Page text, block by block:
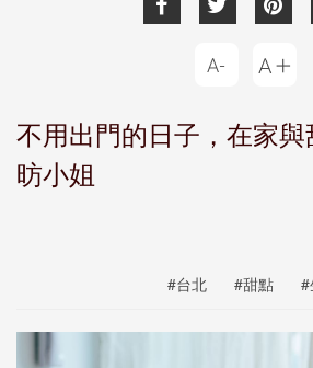
不用出門的日子，在家
昉小姐
#台北 #甜點